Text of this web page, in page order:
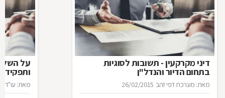
דיני מקרקעין - תשובות לסוגיות
בתחום הדיור והנדל"ן
מאת: מערכת דפי זהב 26/02/2015 מאת: עו"ד